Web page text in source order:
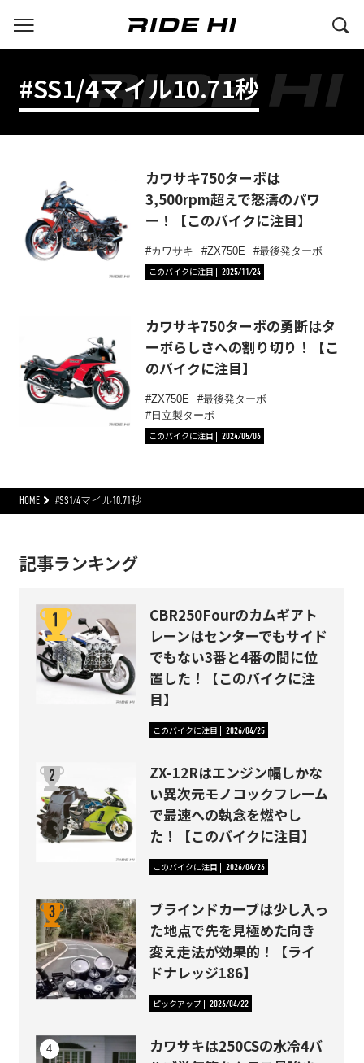
#SS1/4マイル10.71秒
カワサキ750ターボは
3,500rpm超えで怒濤のパワ
ー！【このバイクに注目】
カワサキ ZX750E
最後発ターボ
このバイクに注目
2025/11/24
カワサキ750ターボの勇断はタ
ーボらしさへの割り切り！【こ
のバイクに注目】
ZX750E
最後発ターボ
日立製ターボ
このバイクに注目
2024/05/06
HOME #SS1/4マイル10.71秒
記事ランキング
CBR250Fourのカムギアト
レーンはセンターでもサイド
でもない3番と4番の間に位
置した！【このバイクに注
目】
このバイクに注目 2026/04/25
ZX-12Rはエンジン幅しかな
い異次元モノコックフレーム
で最速への執念を燃やし
た！【このバイクに注目】
このバイクに注目 2026/04/26
ブラインドカーブは少し入っ
た地点で先を見極めた向き
変え走法が効果的！【ライ
ドナレッジ186】
ピックアップ 2026/04/22
カワサキは250CSの水冷4バ